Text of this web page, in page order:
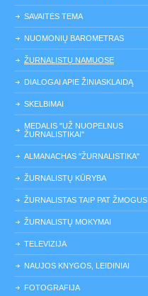
SAVAITĖS TEMA
NUOMONIŲ BAROMETRAS
ŽURNALISTŲ NAMUOSE
DIALOGAI APIE ŽINIASKLAIDĄ
SKELBIMAI
MEDALIS "UŽ NUOPELNUS
ŽURNALISTIKAI"
ALMANACHAS "ŽURNALISTIKA"
ŽURNALISTŲ KŪRYBA
ŽURNALISTAS TAIP PAT ŽMOGUS
ŽURNALISTŲ MOKYMAI
TELEVIZIJA
NAUJOS KNYGOS, LEIDINIAI
FOTOGRAFIJA